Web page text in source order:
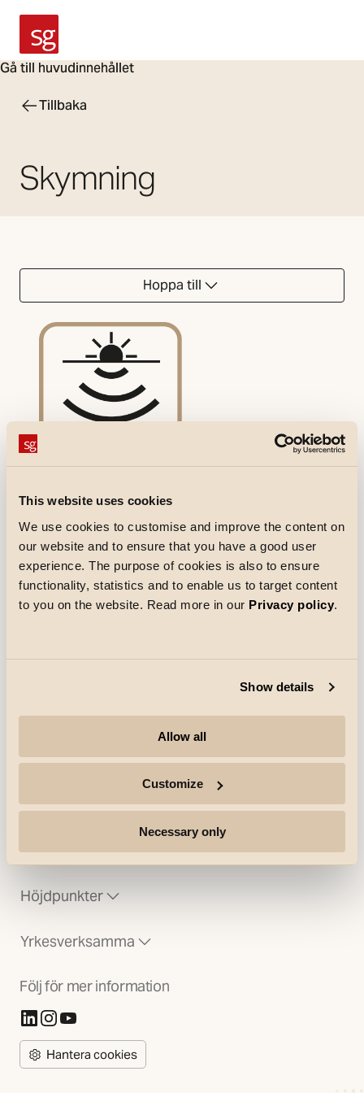
This website uses cookies
We use cookies to customise and improve the content on
our website and to ensure that you have a good user
experience. The purpose of cookies is also to ensure
functionality, statistics and to enable us to target content
to you on the website. Read more in our Privacy policy.
Show details
Allow all
Customize
Necessary only
Gå till huvudinnehållet
SG Armaturen
Tillbaka
Skymning
Hoppa till
Skymningsrelä/skymning
Skymningsrelä utan rörelsesensor. Används i
utomhusarmaturer för att automatiskt tända
ljuset vid solnedgången och släcka vid
soluppgången.
Armaturer med integrerat skymningsrelä:
automatiskt vid ett definierat LUX-värde.
Företag
Höjdpunkter
Yrkesverksamma
Följ för mer information
(Öppnas i ny flik)
(Öppnas i ny flik)
(Öppnas i ny flik)
Hantera cookies